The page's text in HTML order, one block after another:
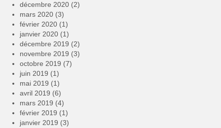
décembre 2020 (2)
mars 2020 (3)
février 2020 (1)
janvier 2020 (1)
décembre 2019 (2)
novembre 2019 (3)
octobre 2019 (7)
juin 2019 (1)
mai 2019 (1)
avril 2019 (6)
mars 2019 (4)
février 2019 (1)
janvier 2019 (3)